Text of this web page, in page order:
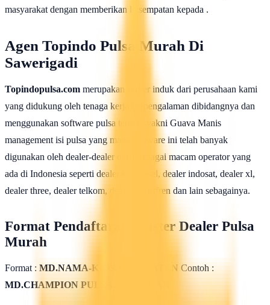
masyarakat dengan memberikan kesempatan kepada .
Agen Topindo Pulsa Murah Di
Sawerigadi
Topindopulsa.com merupakan server induk dari perusahaan kami
yang didukung oleh tenaga kerja berpengalaman dibidangnya dan
menggunakan software pulsa terbaik yakni Guava Manis
management isi pulsa yang mana software ini telah banyak
digunakan oleh dealer-dealer dari berbagai macam operator yang
ada di Indonesia seperti dealer telkomsel, dealer indosat, dealer xl,
dealer three, dealer telkom, dealer smartfren dan lain sebagainya.
Format Pendaftaran Master Dealer Pulsa
Murah
Format : MD.NAMA-KIOS.KABUPATEN Contoh :
MD.CHAMPION PULSA.PASURUAN